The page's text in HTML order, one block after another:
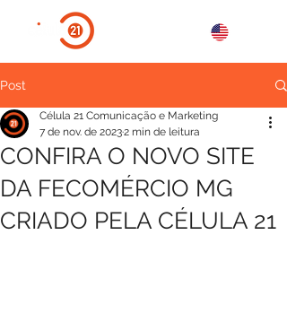
Post
CONFIRA O NOVO SITE
DA FECOMÉRCIO MG
CRIADO PELA CÉLULA 21
Célula 21 Comunicação e Marketing
7 de nov. de 20232 min de leitura